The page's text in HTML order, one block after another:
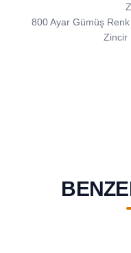
800 Ayar Gümüş
Zincir